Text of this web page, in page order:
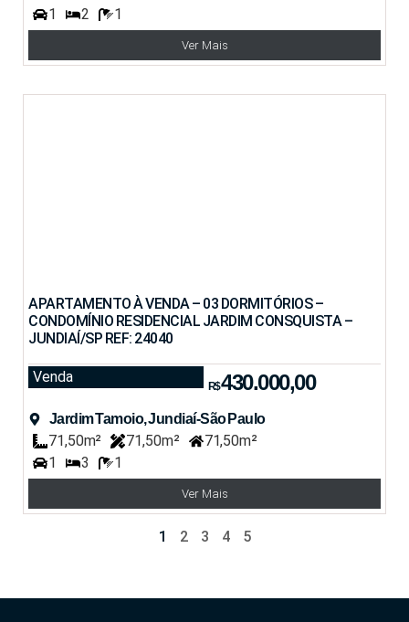
1
2 1
Ver Mais
APARTAMENTO À VENDA – 03 DORMITÓRIOS –
CONDOMÍNIO RESIDENCIAL JARDIM CONSQUISTA –
JUNDIAÍ/SP REF: 24040
Venda
R$430.000,00
Jardim Tamoio, Jundiaí-São Paulo
71,50m² 71,50m²
71,50m²
1
3 1
Ver Mais
1 2 3 4 5